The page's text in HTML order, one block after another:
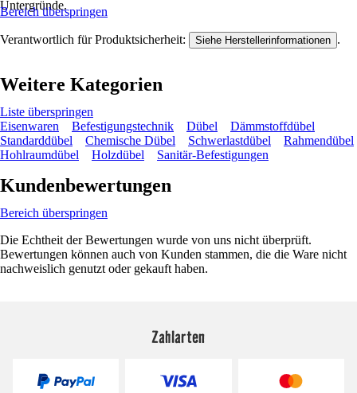
Untergründe.
Bereich überspringen
Verantwortlich für Produktsicherheit: Siehe Herstellerinformationen .
Weitere Kategorien
Liste überspringen
Eisenwaren
Befestigungstechnik Dübel
Dämmstoffdübel
Standarddübel
Chemische Dübel Schwerlastdübel
Rahmendübel
Hohlraumdübel
Holzdübel Sanitär-Befestigungen
Kundenbewertungen
Bereich überspringen
Die Echtheit der Bewertungen wurde von uns nicht überprüft.
Bewertungen können auch von Kunden stammen, die die Ware nicht
nachweislich genutzt oder gekauft haben.
Zahlarten